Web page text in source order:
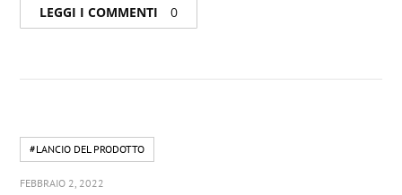
LEGGI I COMMENTI 0
#LANCIO DEL PRODOTTO
FEBBRAIO 2, 2022